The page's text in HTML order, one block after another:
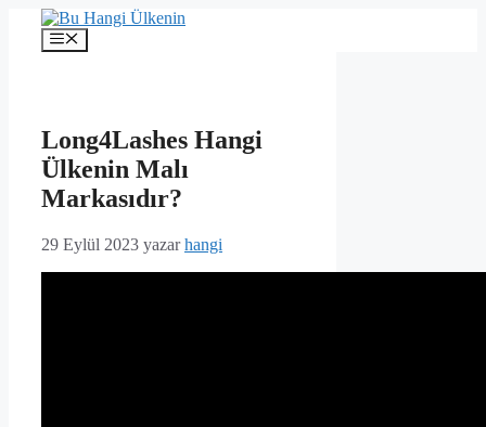
İçeriğe
Menü
Long4Lashes Hangi
Ülkenin Malı
Markasıdır?
29 Eylül 2023 yazarhangi